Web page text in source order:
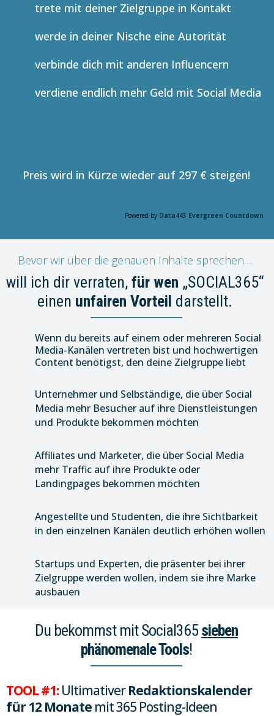
trete mit deiner Zielgruppe in Kontakt
werde in deiner Nische eine Autorität
verbinde dich mit anderen Influencern
verdiene endlich mehr Geld mit Social Media
Preis wird in Kürze wieder auf 297 € steigen!
Powered by Data443 Evergreen Countdown
Bevor wir über die genauen Inhalte sprechen…
will ich dir verraten,für wen „SOCIAL365“
einen unfairen Vorteil darstellt.
Wenn du bereits auf einem oder mehreren Social
Media-Kanälen vertreten bist und hochwertigen
Content benötigst, den deine Zielgruppe liebt
Unternehmer und Selbständige, die über Social
Media mehr Besucher auf ihre Dienstleistungen
und Produkte bekommen möchten
Affiliates und Marketer, die über Social Media
mehr Traffic auf ihre Produkte oder
Landingpages bekommen möchten
Angestellte und Studenten, die ihre Sichtbarkeit
in den einzelnen Kanälen deutlich erhöhen wollen
Startups und Experten, die präsenter bei ihrer
Zielgruppe werden wollen, indem sie ihre Marke
ausbauen
Du bekommst mit Social365sieben
phänomenale Tools!
TOOL #1:UltimativerRedaktionskalender
für 12 Monate mit 365 Posting-Ideen